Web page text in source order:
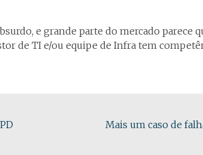
e grande parte do mercado parece
de TI e/ou equipe de Infra tem
Mais um caso de